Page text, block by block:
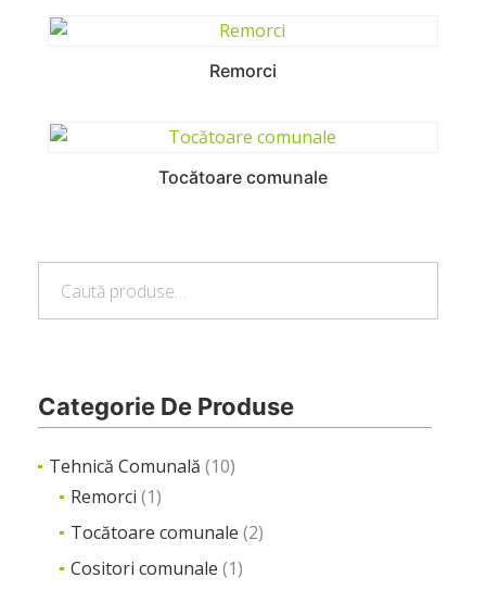
după:
Categorie De Produse
Tehnică Comunală (10)
Remorci (1)
Tocătoare comunale (2)
Cositori comunale (1)
Remorci
Tocătoare comunale